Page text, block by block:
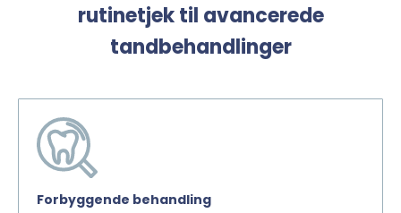
rutinetjek til avancerede
tandbehandlinger
Forbyggende behandling